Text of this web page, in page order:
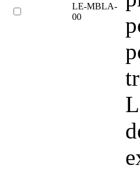
LE-MBLA-
00